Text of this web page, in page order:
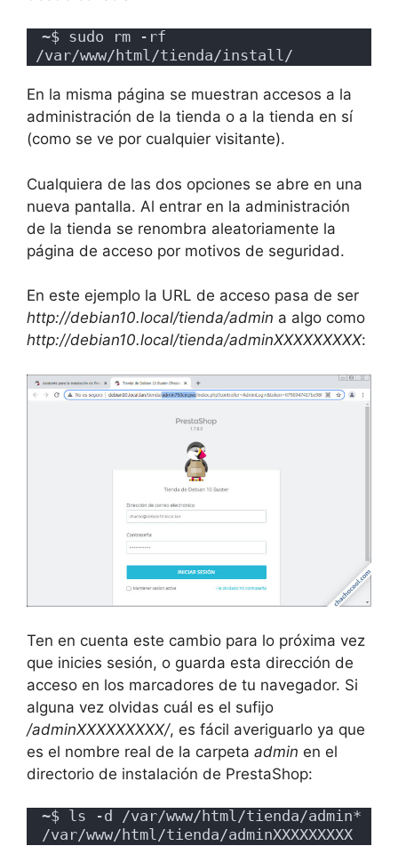
~$ sudo rm -rf
/var/www/html/tienda/install/
En la misma página se muestran accesos a la
administración de la tienda o a la tienda en sí
(como se ve por cualquier visitante).
Cualquiera de las dos opciones se abre en una
nueva pantalla. Al entrar en la administración
de la tienda se renombra aleatoriamente la
página de acceso por motivos de seguridad.
En este ejemplo la URL de acceso pasa de ser
http://debian10.local/tienda/admin a algo como
http://debian10.local/tienda/adminXXXXXXXXX:
Ten en cuenta este cambio para lo próxima vez
que inicies sesión, o guarda esta dirección de
acceso en los marcadores de tu navegador. Si
alguna vez olvidas cuál es el sufijo
/adminXXXXXXXXX/, es fácil averiguarlo ya que
es el nombre real de la carpeta admin en el
directorio de instalación de PrestaShop:
~$ ls -d /var/www/html/tienda/admin*
/var/www/html/tienda/adminXXXXXXXXX